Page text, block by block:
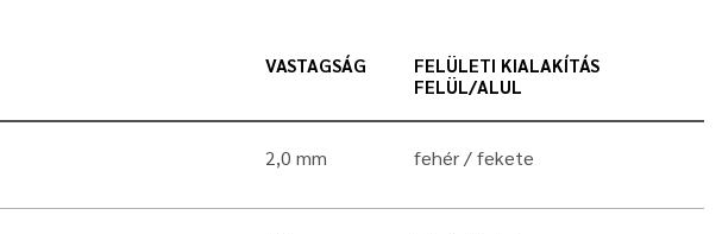
VASTAGSÁG
FELÜLETI KIALAKÍTÁS
FELÜL/ALUL
2,0 mm fehér fekete